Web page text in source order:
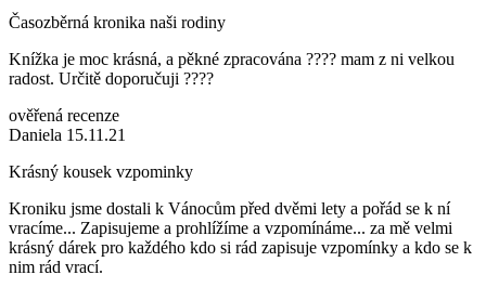
Časozběrná kronika naši rodiny
Knížka je moc krásná, a pěkné zpracována ???? mam z ni velkou
radost. Určitě doporučuji ????
ověřená recenze
Daniela 15.11.21
Krásný kousek vzpominky
Kroniku jsme dostali k Vánocům před dvěmi lety a pořád se k ní
vracíme... Zapisujeme a prohlížíme a vzpomínáme... za mě velmi
krásný dárek pro každého kdo si rád zapisuje vzpomínky a kdo se k
nim rád vrací.